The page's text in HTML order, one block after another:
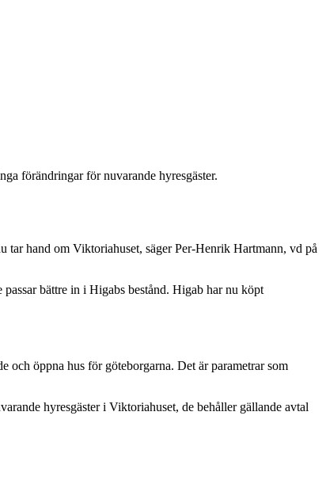
förändringar för nuvarande hyresgäster.
tar hand om Viktoriahuset, säger Per-Henrik Hartmann, vd på
bättre in i Higabs bestånd. Higab har nu köpt
och öppna hus för göteborgarna. Det är parametrar som
hyresgäster i Viktoriahuset, de behåller gällande avtal